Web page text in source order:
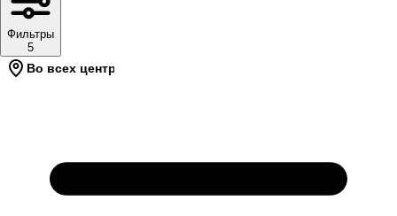
Фильтры
5
Во всех центрах